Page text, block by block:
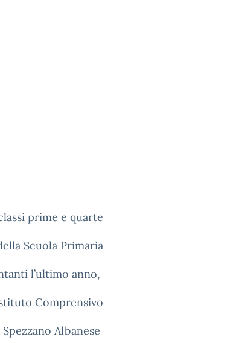
prime e quarte
Scuola Primaria
l’ultimo anno,
Comprensivo
Albanese